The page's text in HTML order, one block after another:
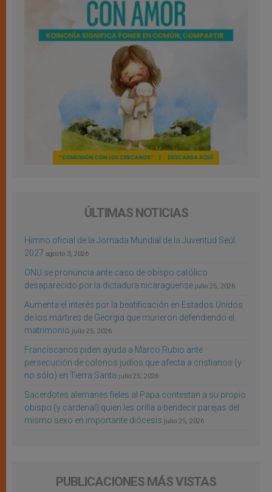
ÚLTIMAS NOTICIAS
Himno oficial de la Jornada Mundial de la Juventud Seúl
2027 agosto 3, 2026
ONU se pronuncia ante caso de obispo católico
desaparecido por la dictadura nicaragüense julio 25, 2026
Aumenta el interés por la beatificación en Estados Unidos
de los mártires de Georgia que murieron defendiendo el
matrimonio julio 25, 2026
Franciscanos piden ayuda a Marco Rubio ante
persecución de colonos judíos que afecta a cristianos (y
no sólo) en Tierra Santa julio 25, 2026
Sacerdotes alemanes fieles al Papa contestan a su propio
obispo (y cardenal) quien les orilla a bendecir parejas del
mismo sexo en importante diócesis julio 25, 2026
PUBLICACIONES MÁS VISTAS